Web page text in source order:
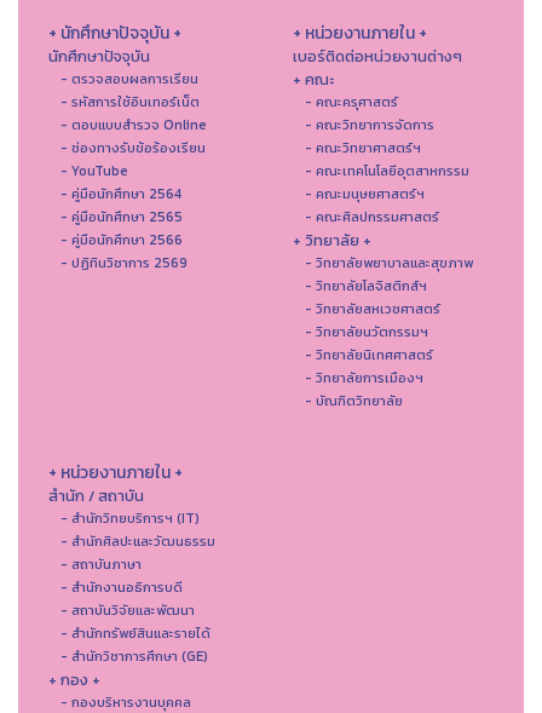
+ นักศึกษาปัจจุบัน +
นักศึกษาปัจจุบัน
- ตรวจสอบผลการเรียน
- รหัสการใช้อินเทอร์เน็ต
- ตอบแบบสำรวจ Online
- ช่องทางรับข้อร้องเรียน
- YouTube
- คู่มือนักศึกษา 2564
- คู่มือนักศึกษา 2565
- คู่มือนักศึกษา 2566
- ปฏิทินวิชาการ 2569
+ หน่วยงานภายใน +
เบอร์ติดต่อหน่วยงานต่างๆ
+ คณะ
- คณะครุศาสตร์
- คณะวิทยาการจัดการ
- คณะวิทยาศาสตร์ฯ
- คณะเทคโนโลยีอุตสาหกรรม
- คณะมนุษยศาสตร์ฯ
- คณะศิลปกรรมศาสตร์
+ วิทยาลัย +
- วิทยาลัยพยาบาลและสุขภาพ
- วิทยาลัยโลจิสติกส์ฯ
- วิทยาลัยสหเวชศาสตร์
- วิทยาลัยนวัตกรรมฯ
- วิทยาลัยนิเทศศาสตร์
- วิทยาลัยการเมืองฯ
- บัณฑิตวิทยาลัย
+ หน่วยงานภายใน +
สำนัก / สถาบัน
- สำนักวิทยบริการฯ (IT)
- สํานักศิลปะและวัฒนธรรม
- สถาบันภาษา
- สำนักงานอธิการบดี
- สถาบันวิจัยและพัฒนา
- สำนักทรัพย์สินและรายได้
- สำนักวิชาการศึกษา (GE)
+ กอง +
- กองบริหารงานบุคคล